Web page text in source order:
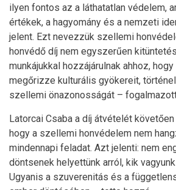
ilyen fontos az a láthatatlan védelem,
értékek, a hagyomány és a nemzeti
jelent. Ezt nevezzük szellemi
honvédő díj nem egyszerűen
munkájukkal hozzájárulnak ahhoz,
megőrizze kulturális gyökereit,
szellemi önazonosságát –
Latorcai Csaba a díj átvételét
hogy a szellemi honvédelem nem
mindennapi feladat. Azt jelenti: nem
döntsenek helyettünk arról, kik
Ugyanis a szuverenitás és a